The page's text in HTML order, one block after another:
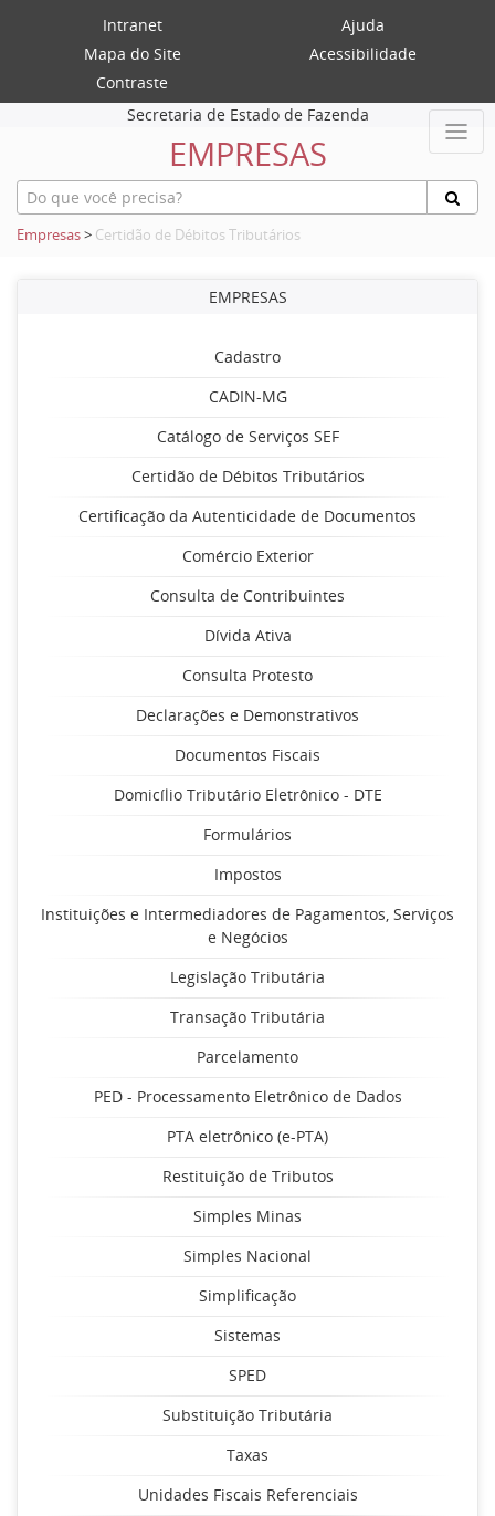
Intranet
Ajuda
Mapa do Site
Acessibilidade
Contraste
Secretaria de Estado de Fazenda
EMPRESAS
Empresas> Certidão de Débitos Tributários
EMPRESAS
Cadastro
CADIN-MG
Catálogo de Serviços SEF
Certidão de Débitos Tributários
Certificação da Autenticidade de Documentos
Comércio Exterior
Consulta de Contribuintes
Dívida Ativa
Consulta Protesto
Declarações e Demonstrativos
Documentos Fiscais
Domicílio Tributário Eletrônico - DTE
Formulários
Impostos
Instituições e Intermediadores de Pagamentos, Serviços
e Negócios
Legislação Tributária
Transação Tributária
Parcelamento
PED - Processamento Eletrônico de Dados
PTA eletrônico (e-PTA)
Restituição de Tributos
Simples Minas
Simples Nacional
Simplificação
Sistemas
SPED
Substituição Tributária
Taxas
Unidades Fiscais Referenciais